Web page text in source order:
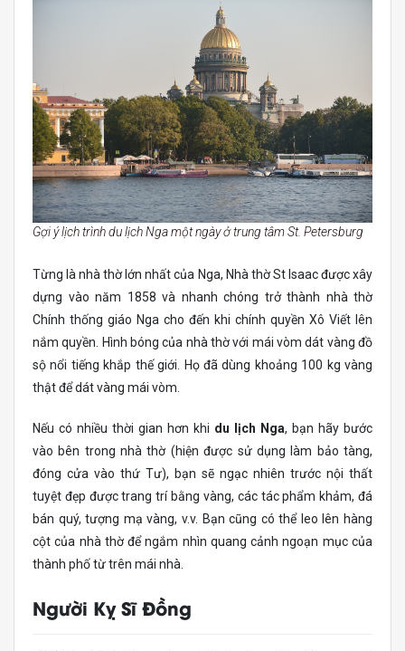
Gợi ý lịch trình du lịch Nga một ngày ở trung tâm St. Petersburg
Từng là nhà thờ lớn nhất của Nga, Nhà thờ St Isaac được xây
dựng vào năm 1858 và nhanh chóng trở thành nhà thờ
Chính thống giáo Nga cho đến khi chính quyền Xô Viết lên
nắm quyền. Hình bóng của nhà thờ với mái vòm dát vàng đồ
sộ nổi tiếng khắp thế giới. Họ đã dùng khoảng 100 kg vàng
thật để dát vàng mái vòm.
Nếu có nhiều thời gian hơn khi du lịch Nga, bạn hãy bước
vào bên trong nhà thờ (hiện được sử dụng làm bảo tàng,
đóng cửa vào thứ Tư), bạn sẽ ngạc nhiên trước nội thất
tuyệt đẹp được trang trí bằng vàng, các tác phẩm khảm, đá
bán quý, tượng mạ vàng, v.v. Bạn cũng có thể leo lên hàng
cột của nhà thờ để ngắm nhìn quang cảnh ngoạn mục của
thành phố từ trên mái nhà.
Người Kỵ Sĩ Đồng